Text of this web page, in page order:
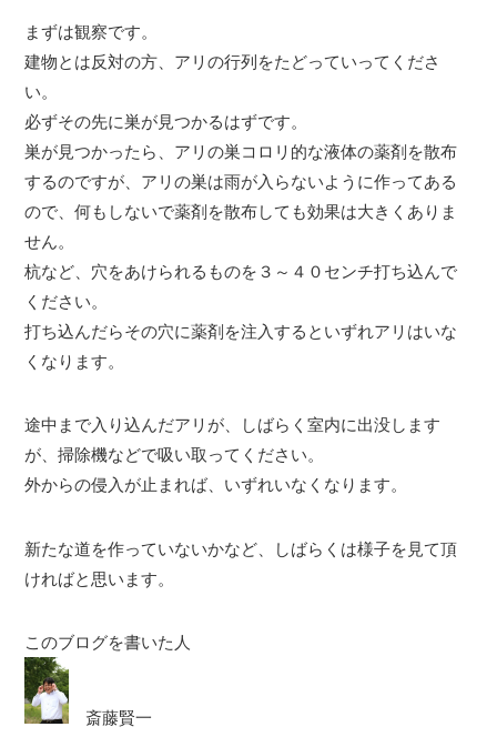
まずは観察です。
建物とは反対の方、アリの行列をたどっていってくださ
い。
必ずその先に巣が見つかるはずです。
巣が見つかったら、アリの巣コロリ的な液体の薬剤を散布
するのですが、アリの巣は雨が入らないように作ってある
ので、何もしないで薬剤を散布しても効果は大きくありま
せん。
杭など、穴をあけられるものを３～４０センチ打ち込んで
ください。
打ち込んだらその穴に薬剤を注入するといずれアリはいな
くなります。
途中まで入り込んだアリが、しばらく室内に出没します
が、掃除機などで吸い取ってください。
外からの侵入が止まれば、いずれいなくなります。
新たな道を作っていないかなど、しばらくは様子を見て頂
ければと思います。
このブログを書いた人
斎藤賢一